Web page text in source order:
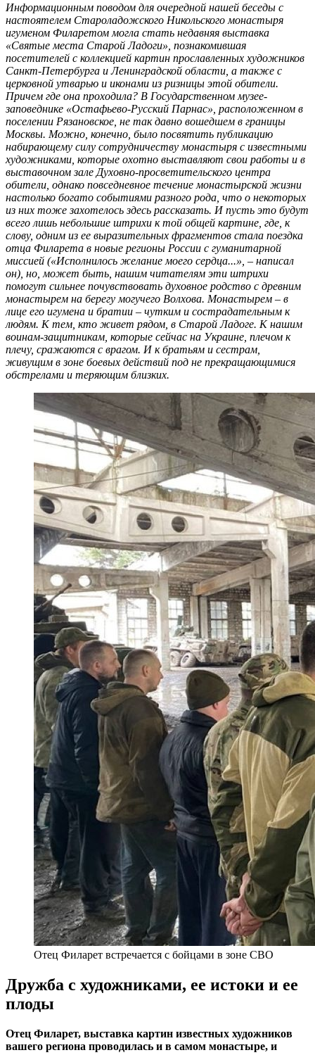
Информационным поводом для очередной нашей беседы с
настоятелем Староладожского Никольского монастыря
игуменом Филаретом могла стать недавняя выставка
«Святые места Старой Ладоги», познакомившая
посетителей с коллекцией картин прославленных художников
Санкт-Петербурга и Ленинградской области, а также с
церковной утварью и иконами из ризницы этой обители.
Причем где она проходила? В Государственном музее-
заповеднике «Остафьево-Русский Парнас», расположенном в
поселении Рязановское, не так давно вошедшем в границы
Москвы. Можно, конечно, было посвятить публикацию
набирающему силу сотрудничеству монастыря с известными
художниками, которые охотно выставляют свои работы и в
выставочном зале Духовно-просветительского центра
обители, однако повседневное течение монастырской жизни
настолько богато событиями разного рода, что о некоторых
из них тоже захотелось здесь рассказать. И пусть это будут
всего лишь небольшие штрихи к той общей картине, где, к
слову, одним из ее выразительных фрагментов стала поездка
отца Филарета в новые регионы России с гуманитарной
миссией («Исполнилось желание моего сердца...», – написал
он), но, может быть, нашим читателям эти штрихи
помогут сильнее почувствовать духовное родство с древним
монастырем на берегу могучего Волхова. Монастырем – в
лице его игумена и братии – чутким и сострадательным к
людям. К тем, кто живет рядом, в Старой Ладоге. К нашим
воинам-защитникам, которые сейчас на Украине, плечом к
плечу, сражаются с врагом. И к братьям и сестрам,
живущим в зоне боевых действий под не прекращающимися
обстрелами и теряющим близких.
Отец Филарет встречается с бойцами в зоне СВО
Дружба с художниками, ее истоки и ее
плоды
Отец Филарет, выставка картин известных художников
вашего региона проводилась и в самом монастыре, и